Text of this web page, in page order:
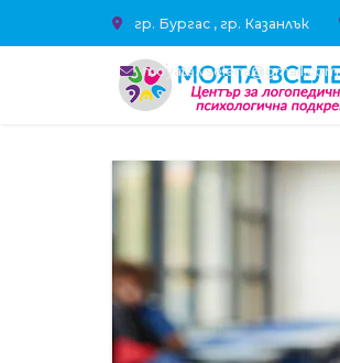
гр. Бургас , гр. Казанлък
moyata.vselena@gmail.com